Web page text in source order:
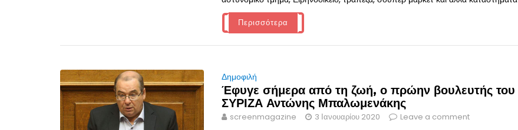
Περισσότερα
Δημοφιλή
Έφυγε σήμερα από τη ζωή, ο πρώην βουλευτής του
ΣΥΡΙΖΑ Αντώνης Μπαλωμενάκης
screenmagazine 3 Ιανουαρίου 2020 Leave a comment